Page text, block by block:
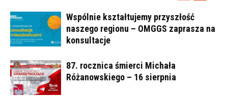
Wspólnie kształtujemy przyszłość
naszego regionu – OMGGS zaprasza na
konsultacje
87. rocznica śmierci Michała
Różanowskiego – 16 sierpnia